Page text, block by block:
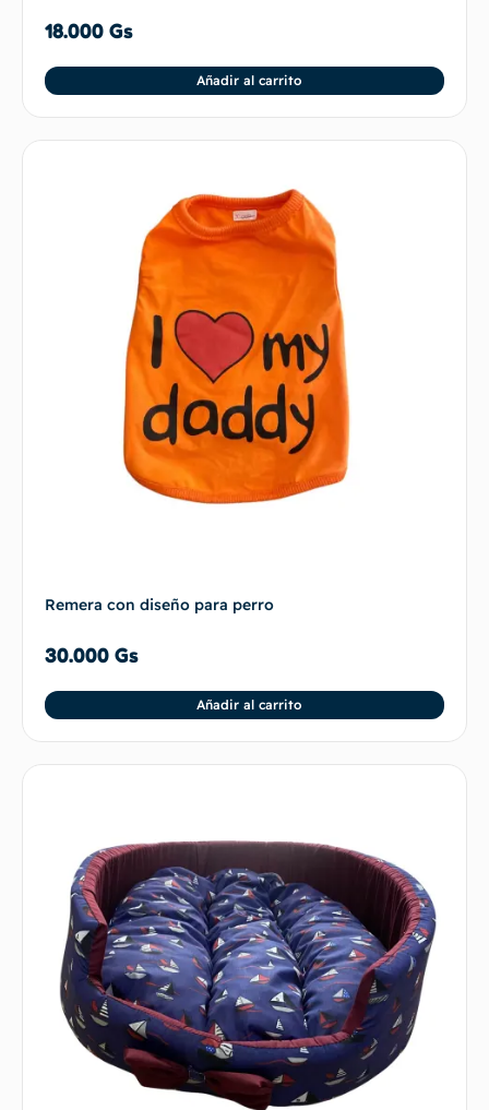
18.000 Gs
Añadir al carrito
Remera con diseño para perro
30.000 Gs
Añadir al carrito